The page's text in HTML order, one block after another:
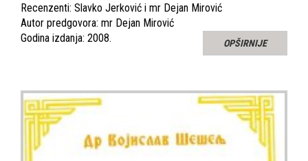
Recenzenti: Slavko Jerković i mr Dejan Mirović
Autor predgovora: mr Dejan Mirović
Godina izdanja: 2008.
OPŠIRNIJE